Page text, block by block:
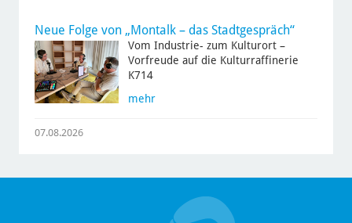
Neue Folge von „Montalk – das Stadtgespräch“
Vom Industrie- zum Kulturort –
Vorfreude auf die Kulturraffinerie
K714
mehr
07.08.2026